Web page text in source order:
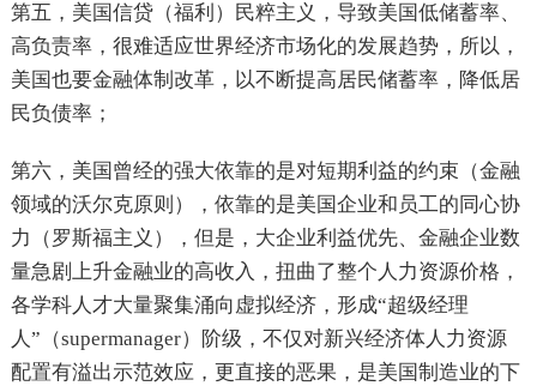
第五，美国信贷（福利）民粹主义，导致美国低储蓄率、
高负责率，很难适应世界经济市场化的发展趋势，所以，
美国也要金融体制改革，以不断提高居民储蓄率，降低居
民负债率；
第六，美国曾经的强大依靠的是对短期利益的约束（金融
领域的沃尔克原则），依靠的是美国企业和员工的同心协
力（罗斯福主义），但是，大企业利益优先、金融企业数
量急剧上升金融业的高收入，扭曲了整个人力资源价格，
各学科人才大量聚集涌向虚拟经济，形成“超级经理
人”（supermanager）阶级，不仅对新兴经济体人力资源
配置有溢出示范效应，更直接的恶果，是美国制造业的下